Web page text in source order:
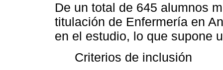
De un total de 645 alumnos
titulación de Enfermería en
en el estudio, lo que supone
Criterios de inclusión